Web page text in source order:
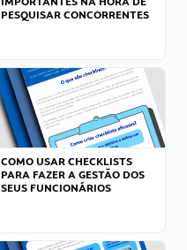
PESQUISAR CONCORRENTES
COMO USAR CHECKLISTS
PARA FAZER A GESTÃO DOS
SEUS FUNCIONÁRIOS